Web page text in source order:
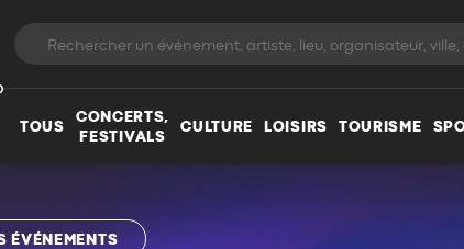
TOUS
CONCERTS,
FESTIVALS
CULTURE LOISIRS TOURISME
ÉVÉNEMENTS